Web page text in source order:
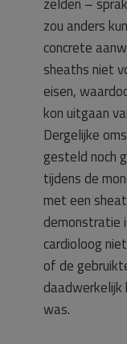
zou anders
concrete
sheaths niet
eisen,
kon uitgaan
Dergelijke
gesteld noch
tijdens de
met een
demonstratie
cardioloog
of de
was.